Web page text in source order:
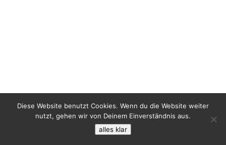
Diese Website benutzt Cookies. Wenn du die Website weiter
nutzt, gehen wir von Deinem Einverständnis aus.
alles klar